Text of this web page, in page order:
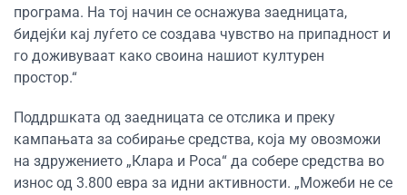
програма. На тој начин се оснажува заедницата,
бидејќи кај луѓето се создава чувство на припадност и
го доживуваат како своина нашиот културен
простор.“
Поддршката од заедницата се отслика и преку
кампањата за собирање средства, која му овозможи
на здружението „Клара и Роса“ да собере средства во
износ од 3.800 евра за идни активности. „Можеби не се